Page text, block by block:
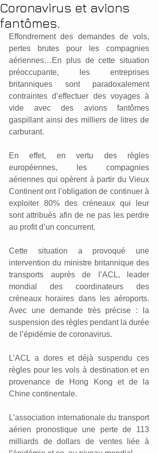
Coronavirus et avions
fantômes.
Effondrement des demandes de vols,
pertes brutes pour les compagnies
aériennes…En plus de cette situation
préoccupante, les entreprises
britanniques sont paradoxalement
contraintes d’effectuer des voyages à
vide avec des avions fantômes
gaspillant ainsi des milliers de litres de
carburant.
En effet, en vertu des règles
européennes, les compagnies
aériennes qui opèrent à partir du Vieux
Continent ont l’obligation de continuer à
exploiter 80% des créneaux qui leur
sont attribués afin de ne pas les perdre
au profit d’un concurrent.
Cette situation a provoqué une
intervention du ministre britannique des
transports auprès de l’ACL, leader
mondial des coordinateurs des
créneaux horaires dans les aéroports.
Avec une demande très précise : la
suspension des règles pendant la durée
de l’épidémie de coronavirus.
L’ACL a dores et déjà suspendu ces
règles pour les vols à destination et en
provenance de Hong Kong et de la
Chine continentale.
L’association internationale du transport
aérien pronostique une perte de 113
milliards de dollars de ventes liée à